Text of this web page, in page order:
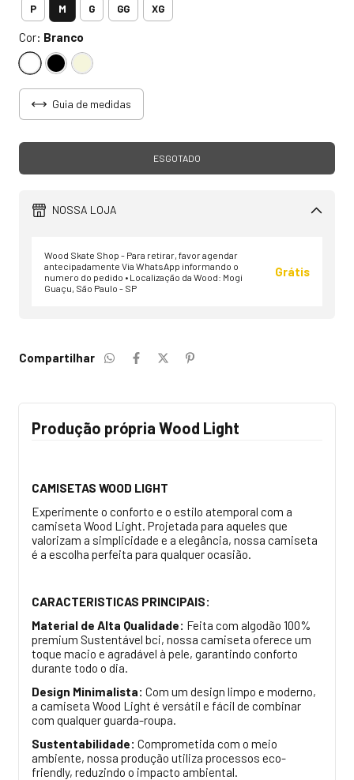
P M G GG XG
Cor: Branco
Guia de medidas
NOSSA LOJA
Wood Skate Shop - Para retirar, favor agendar
antecipadamente Via WhatsApp informando o
numero do pedido • Localização da Wood: Mogi
Guaçu, São Paulo - SP
Grátis
Compartilhar
Produção própria Wood Light
CAMISETAS WOOD LIGHT
Experimente o conforto e o estilo atemporal com a
camiseta Wood Light. Projetada para aqueles que
valorizam a simplicidade e a elegância, nossa camiseta
é a escolha perfeita para qualquer ocasião.
CARACTERISTICAS PRINCIPAIS:
Material de Alta Qualidade: Feita com algodão 100%
premium Sustentável bci, nossa camiseta oferece um
toque macio e agradável à pele, garantindo conforto
durante todo o dia.
Design Minimalista: Com um design limpo e moderno,
a camiseta Wood Light é versátil e fácil de combinar
com qualquer guarda-roupa.
Sustentabilidade: Comprometida com o meio
ambiente, nossa produção utiliza processos eco-
friendly, reduzindo o impacto ambiental.